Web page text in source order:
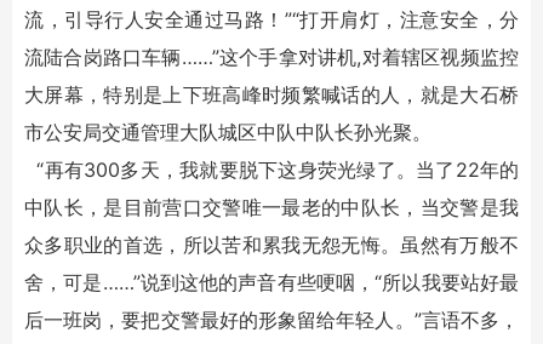
流，引导行人安全通过马路！”“打开肩灯，注意安全，分
流陆合岗路口车辆……”这个手拿对讲机,对着辖区视频监控
大屏幕，特别是上下班高峰时频繁喊话的人，就是大石桥
市公安局交通管理大队城区中队中队长孙光聚。
“再有300多天，我就要脱下这身荧光绿了。当了22年的
中队长，是目前营口交警唯一最老的中队长，当交警是我
众多职业的首选，所以苦和累我无怨无悔。虽然有万般不
舍，可是……”说到这他的声音有些哽咽，“所以我要站好最
后一班岗，要把交警最好的形象留给年轻人。”言语不多，